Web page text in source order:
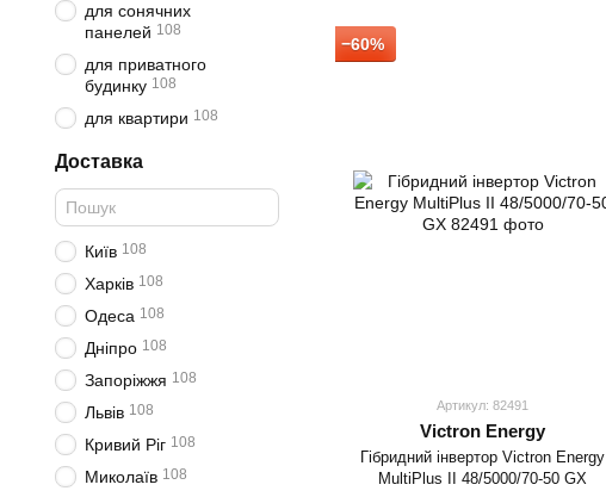
−60%
Артикул: 82491
Victron Energy
Гібридний інвертор Victron Energy
MultiPlus II 48/5000/70-50 GX
для сонячних
панелей 108
для приватного
будинку 108
для квартири 108
Доставка
Київ 108
Харків 108
Одеса 108
Дніпро 108
Запоріжжя 108
Львів 108
Кривий Ріг 108
Миколаїв 108